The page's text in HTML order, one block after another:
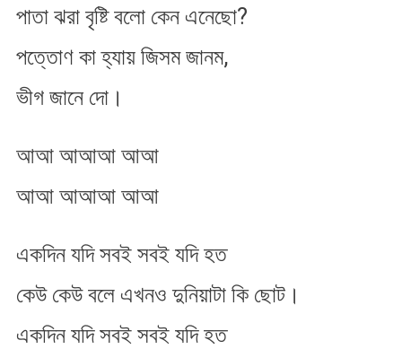
পাতা ঝরা বৃষ্টি বলো কেন এনেছো?
পত্তোণ কা হ্যায় জিসম জানম,
ভীগ জানে দো।
আআ আআআ আআ
আআ আআআ আআ
একদিন যদি সবই সবই যদি হত​
কেউ কেউ বলে এখনও দুনিয়াটা কি ছোট।
একদিন যদি সবই সবই যদি হত​